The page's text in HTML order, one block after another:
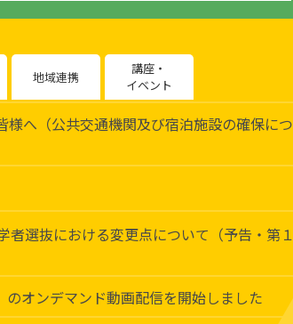
地域連携
講座・
イベント
様へ（公共交通機関及び宿泊施設の確保につ
者選抜における変更点について（予告・第１
オンデマンド動画配信を開始しました